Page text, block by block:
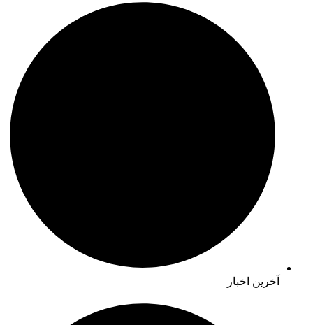
آخرین اخبار